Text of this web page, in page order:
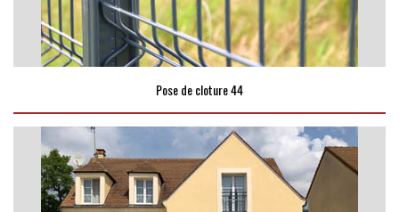
Pose de cloture 44